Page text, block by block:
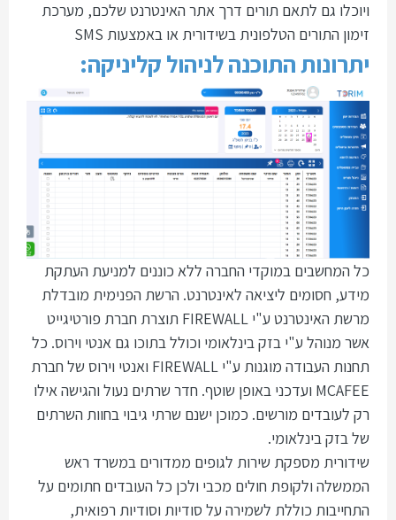
ויוכלו גם לתאם תורים דרך אתר האינטרנט שלכם, מערכת
זימון התורים הטלפונית בשידורית או באמצעות SMS
יתרונות התוכנה לניהול קליניקה:
כל המחשבים במוקדי החברה ללא כוננים למניעת העתקת
מידע, חסומים ליציאה לאינטרנט. הרשת הפנימית מובדלת
מרשת האינטרנט ע"י FIREWALL תוצרת חברת פורטיגייט
אשר מנוהל ע"י בזק בינלאומי וכולל בתוכו גם אנטי וירוס. כל
תחנות העבודה מוגנות ע"י FIREWALL ואנטי וירוס של חברת
MCAFEE ועדכני באופן שוטף. חדר שרתים נעול והגישה אילו
רק לעובדים מורשים. כמוכן ישנם שרתי גיבוי בחוות השרתים
של בזק בינלאומי.
שידורית מספקת שירות לגופים ממדורים במשרד ראש
הממשלה ולקופת חולים מכבי ולכן כל העובדים חתומים על
התחייבות כוללת לשמירה על סודיות וסודיות רפואית,